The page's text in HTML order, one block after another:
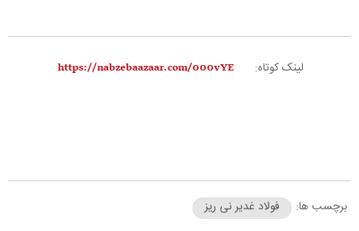
لینک کوتاه:
برچسب ها: فولاد غدیر نی ریز